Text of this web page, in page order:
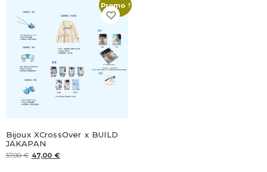
Promo !
Bijoux XCrossOver x BUILD
JAKAPAN
57,00€ 47,00 €